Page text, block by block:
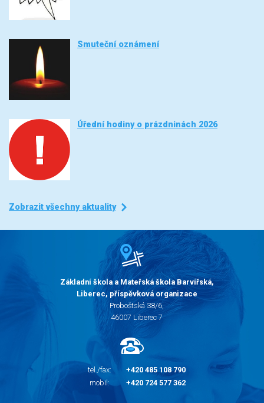
Smuteční oznámení
Úřední hodiny o prázdninách 2026
Zobrazit všechny aktuality
Základní škola a Mateřská škola Barvířská,
Liberec, příspěvková organizace
Proboštská 38/6,
46007 Liberec 7
tel./fax:
+420 485 108 790
mobil:
+420 724 577 362